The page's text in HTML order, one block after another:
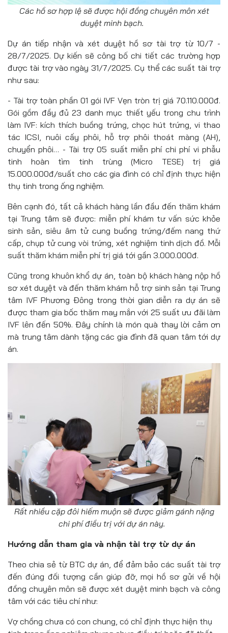
Các hồ sơ hợp lệ sẽ được hội đồng chuyên môn xét
duyệt minh bạch.
Dự án tiếp nhận và xét duyệt hồ sơ tài trợ từ 10/7 -
28/7/2025. Dự kiến sẽ công bố chi tiết các trường hợp
được tài trợ vào ngày 31/7/2025. Cụ thể các suất tài trợ
như sau:
- Tài trợ toàn phần 01 gói IVF Vẹn tròn trị giá 70.110.000đ.
Gói gồm đầy đủ 23 danh mục thiết yếu trong chu trình
làm IVF: kích thích buồng trứng, chọc hút trứng, vi thao
tác ICSI, nuôi cấy phôi, hỗ trợ phôi thoát màng (AH),
chuyển phôi… - Tài trợ 05 suất miễn phí chi phí vi phẫu
tinh hoàn tìm tinh trùng (Micro TESE) trị giá
15.000.000đ/suất cho các gia đình có chỉ định thực hiện
thụ tinh trong ống nghiệm.
Bên cạnh đó, tất cả khách hàng lần đầu đến thăm khám
tại Trung tâm sẽ được: miễn phí khám tư vấn sức khỏe
sinh sản, siêu âm tử cung buồng trứng/đếm nang thứ
cấp, chụp tử cung vòi trứng, xét nghiệm tinh dịch đồ. Mỗi
suất thăm khám miễn phí trị giá tới gần 3.000.000đ.
Cũng trong khuôn khổ dự án, toàn bộ khách hàng nộp hồ
sơ xét duyệt và đến thăm khám hỗ trợ sinh sản tại Trung
tâm IVF Phương Đông trong thời gian diễn ra dự án sẽ
được tham gia bốc thăm may mắn với 25 suất ưu đãi làm
IVF lên đến 50%. Đây chính là món quà thay lời cảm ơn
mà trung tâm dành tặng các gia đình đã quan tâm tới dự
án.
Rất nhiều cặp đôi hiếm muộn sẽ được giảm gánh nặng
chi phí điều trị với dự án này.
Hướng dẫn tham gia và nhận tài trợ từ dự án
Theo chia sẻ từ BTC dự án, để đảm bảo các suất tài trợ
đến đúng đối tượng cần giúp đỡ, mọi hồ sơ gửi về hội
đồng chuyên môn sẽ được xét duyệt minh bạch và công
tâm với các tiêu chí như:
Vợ chồng chưa có con chung, có chỉ định thực hiện thụ